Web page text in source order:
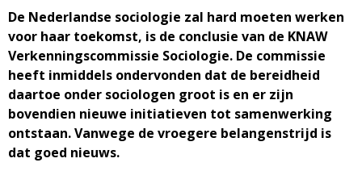
g
i
e
M
De Nederlandse sociologie zal hard moeten werken
voor haar toekomst, is de conclusie van de KNAW
Verkenningscommissie Sociologie. De commissie
heeft inmiddels ondervonden dat de bereidheid
daartoe onder sociologen groot is en er zijn
bovendien nieuwe initiatieven tot samenwerking
ontstaan. Vanwege de vroegere belangenstrijd is
dat goed nieuws.